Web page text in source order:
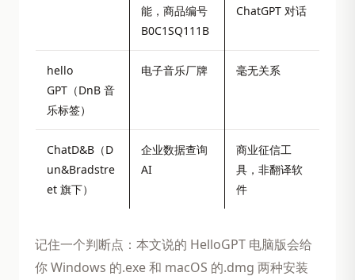
能，商品编号
B0C1SQ111B
ChatGPT 对话
hello
GPT（DnB 音
乐标签）
电子音乐厂牌 毫无关系
ChatD&B（D
un&Bradstre
et 旗下）
企业数据查询
AI
商业征信工
具，非翻译软
件
记住一个判断点：本文说的 HelloGPT 电脑版会给
你 Windows 的.exe 和 macOS 的.dmg 两种安装